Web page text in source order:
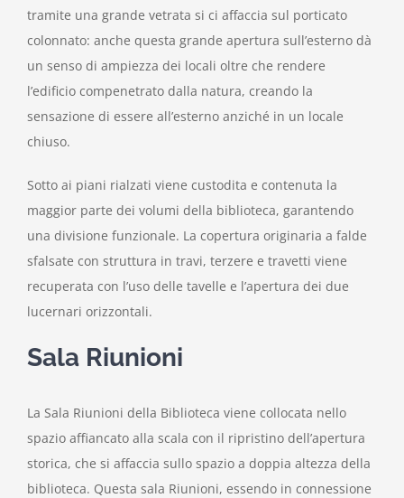
tramite una grande vetrata si ci affaccia sul porticato
colonnato: anche questa grande apertura sull’esterno dà
un senso di ampiezza dei locali oltre che rendere
l’edificio compenetrato dalla natura, creando la
sensazione di essere all’esterno anziché in un locale
chiuso.
Sotto ai piani rialzati viene custodita e contenuta la
maggior parte dei volumi della biblioteca, garantendo
una divisione funzionale. La copertura originaria a falde
sfalsate con struttura in travi, terzere e travetti viene
recuperata con l’uso delle tavelle e l’apertura dei due
lucernari orizzontali.
Sala Riunioni
La Sala Riunioni della Biblioteca viene collocata nello
spazio affiancato alla scala con il ripristino dell’apertura
storica, che si affaccia sullo spazio a doppia altezza della
biblioteca. Questa sala Riunioni, essendo in connessione